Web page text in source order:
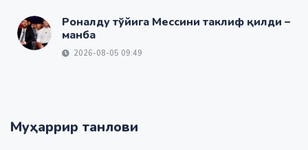
Роналду тўйига Мессини таклиф қилди –
манба
2026-08-05 09:49
Муҳаррир танлови